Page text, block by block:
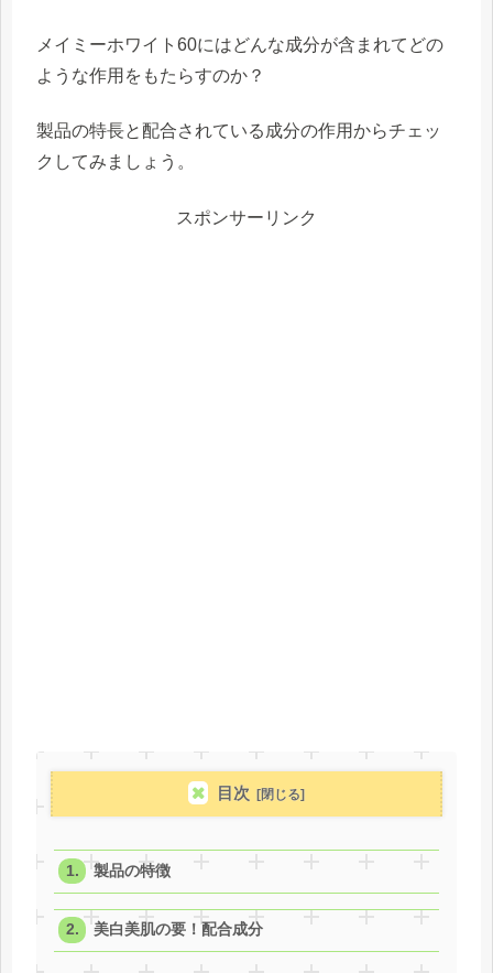
メイミーホワイト60にはどんな成分が含まれてどの
ような作用をもたらすのか？
製品の特長と配合されている成分の作用からチェッ
クしてみましょう。
スポンサーリンク
目次
製品の特徴
美白美肌の要！配合成分